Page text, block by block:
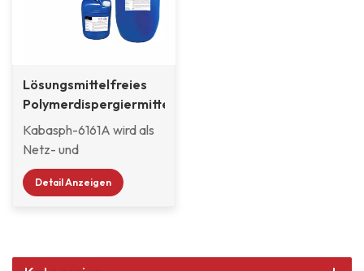
Lösungsmittelfreies
Polymerdispergiermittel
für allgemeine Zwecke
6161A
Kabasph-6161A wird als
Netz- und
Dispergieradditiv für
lösemittelhaltige
Industrielacken und
Detail Anzeigen